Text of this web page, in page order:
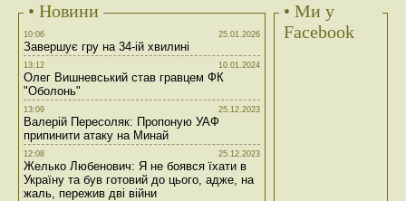
• Новини
10:06 25.01.2026
Завершує гру на 34-ій хвилині
13:12 10.01.2024
Олег Вишневський став гравцем ФК
"Оболонь"
13:09 25.12.2023
Валерій Пересоляк: Пропоную УАФ
припинити атаку на Минай
12:08 25.12.2023
Желько Любенович: Я не боявся їхати в
Україну та був готовий до цього, адже, на
жаль, пережив дві війни
• Ми у
Facebook